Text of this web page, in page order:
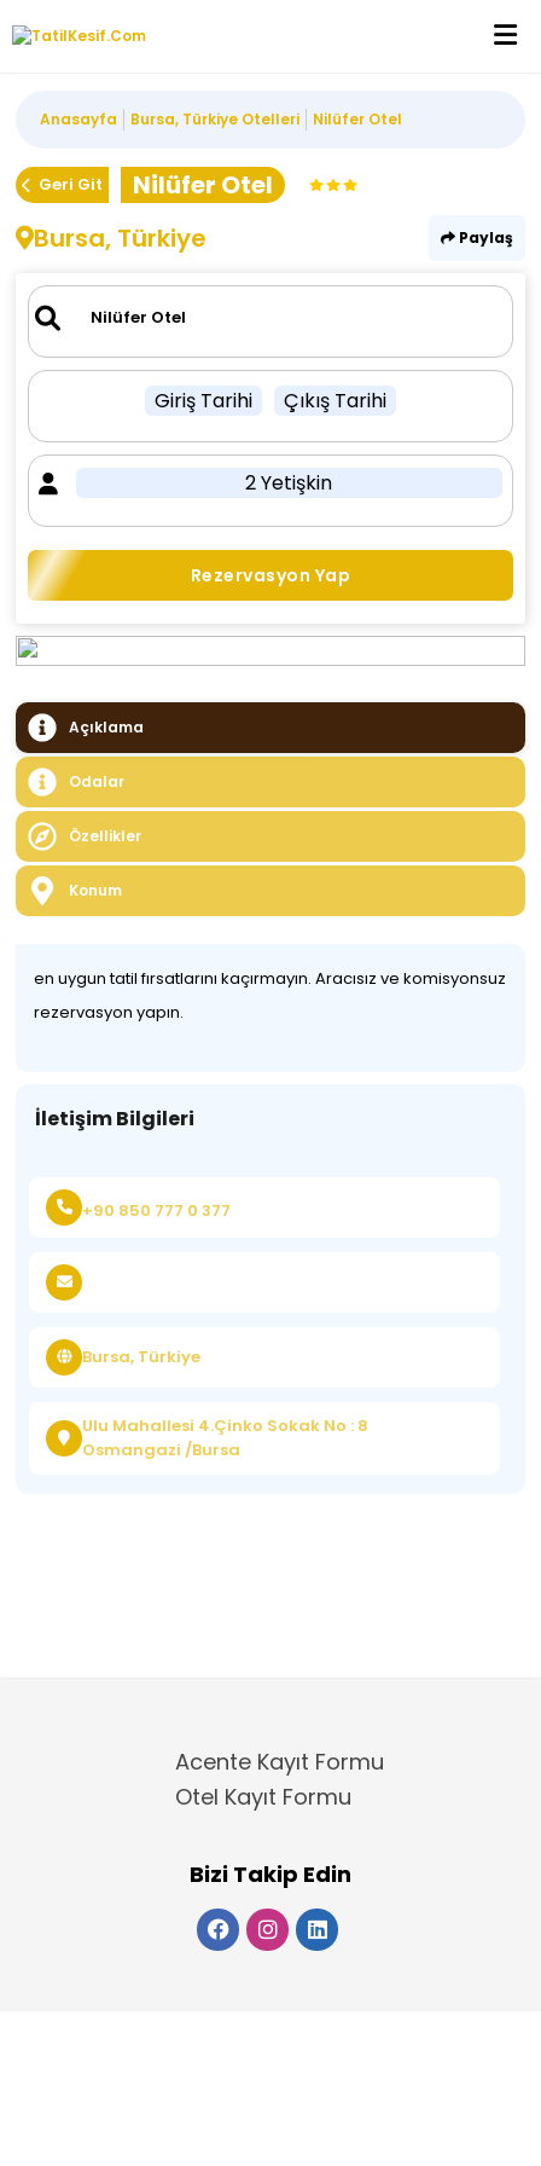
Anasayfa Bursa, Türkiye Otelleri Nilüfer Otel
Geri Git
Nilüfer Otel
Bursa, Türkiye
Paylaş
Giriş Tarihi Çıkış Tarihi
2 Yetişkin
Rezervasyon Yap
Açıklama
Odalar
Özellikler
Konum
en uygun tatil fırsatlarını kaçırmayın. Aracısız ve komisyonsuz
rezervasyon yapın.
İletişim Bilgileri
+90 850 777 0 377
Bursa, Türkiye
Ulu Mahallesi 4.Çinko Sokak No : 8
Osmangazi /Bursa
Acente Kayıt Formu
Otel Kayıt Formu
Bizi Takip Edin